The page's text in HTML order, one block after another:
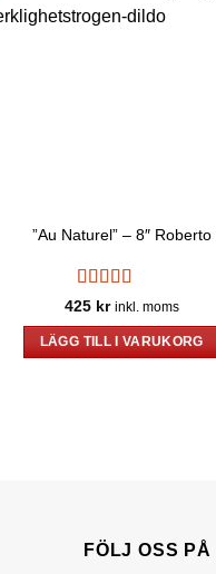
”Au Naturel” – 8″ Roberto
Betygsatt5
425 kr inkl. moms
LÄGG TILL I VARUKORG
FÖLJ OSS